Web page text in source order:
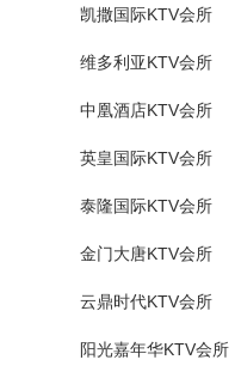
凯撒国际KTV会所
维多利亚KTV会所
中凰酒店KTV会所
英皇国际KTV会所
泰隆国际KTV会所
金门大唐KTV会所
云鼎时代KTV会所
阳光嘉年华KTV会所